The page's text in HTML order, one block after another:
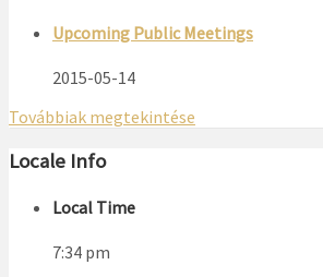
Upcoming Public Meetings
2015-05-14
Továbbiak megtekintése
Locale Info
Local Time
7:34 pm